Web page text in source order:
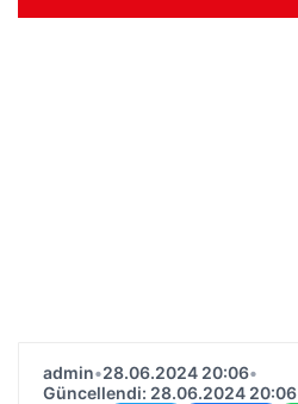
admin•28.06.2024 20:06•
Güncellendi: 28.06.2024 20:06